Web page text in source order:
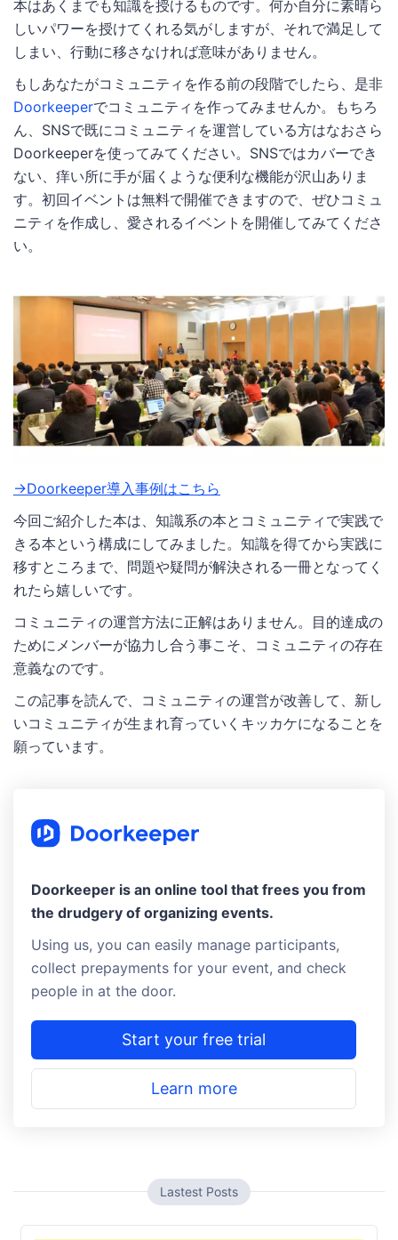
本はあくまでも知識を授けるものです。何か自分に素晴ら
しいパワーを授けてくれる気がしますが、それで満足して
しまい、行動に移さなければ意味がありません。
もしあなたがコミュニティを作る前の段階でしたら、是非
Doorkeeperでコミュニティを作ってみませんか。もちろ
ん、SNSで既にコミュニティを運営している方はなおさら
Doorkeeperを使ってみてください。SNSではカバーでき
ない、痒い所に手が届くような便利な機能が沢山ありま
す。初回イベントは無料で開催できますので、ぜひコミュ
ニティを作成し、愛されるイベントを開催してみてくださ
い。
→Doorkeeper導入事例はこちら
今回ご紹介した本は、知識系の本とコミュニティで実践で
きる本という構成にしてみました。知識を得てから実践に
移すところまで、問題や疑問が解決される一冊となってく
れたら嬉しいです。
コミュニティの運営方法に正解はありません。目的達成の
ためにメンバーが協力し合う事こそ、コミュニティの存在
意義なのです。
この記事を読んで、コミュニティの運営が改善して、新し
いコミュニティが生まれ育っていくキッカケになることを
願っています。
Doorkeeper is an online tool that frees you from
the drudgery of organizing events.
Using us, you can easily manage participants,
collect prepayments for your event, and check
people in at the door.
Start your free trial
Learn more
Lastest Posts